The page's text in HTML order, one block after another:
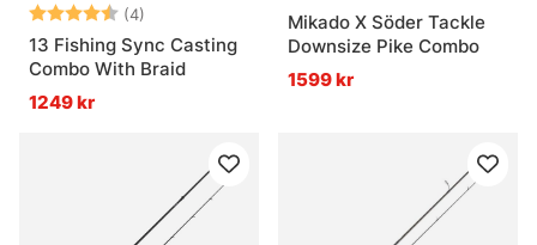
Betyg: (4)
4.8 utav 5 stjärnor
13 Fishing Sync Casting
Combo With Braid
1249 kr
Mikado X Söder Tackle
Downsize Pike Combo
1599 kr